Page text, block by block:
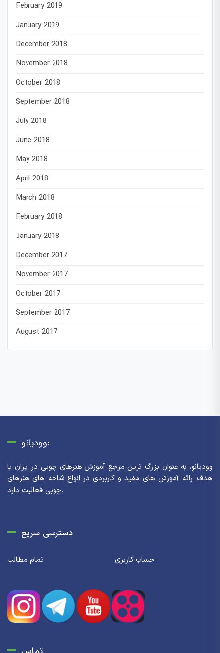
February 2019
January 2019
December 2018
November 2018
October 2018
September 2018
July 2018
June 2018
May 2018
April 2018
March 2018
February 2018
January 2018
December 2017
November 2017
October 2017
September 2017
August 2017
وودیانو:
وودیانو، به عنوان بزرگ ترین مرجع آموزش هنرهای چوبی در ایران با
هدف ارائه آموزش های مفید و کاربردی در انواع شاخه های هنرهای
چوبی فعالیت دارد.
دسترسی سریع
تمام مطالب حساب کاربری